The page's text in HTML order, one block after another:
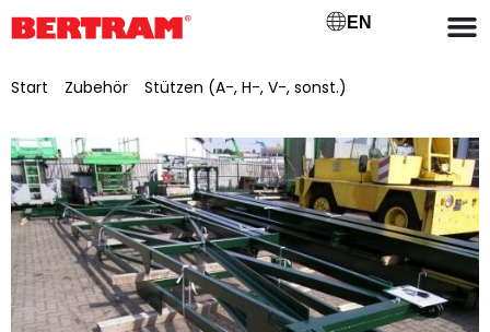
EN
Start Zubehör Stützen (A-, H-, V-, sonst.)